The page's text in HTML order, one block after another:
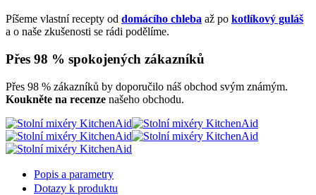
Píšeme vlastní recepty od domácího chleba až po kotlíkový guláš
a o naše zkušenosti se rádi podělíme.
Přes 98 % spokojených zákazníků
Přes 98 % zákazníků by doporučilo náš obchod svým známým.
Koukněte na recenze našeho obchodu.
Popis a parametry
Dotazy k produktu